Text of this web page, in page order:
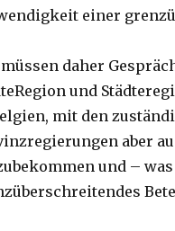
einer
daher
und
mit den
aber
und –